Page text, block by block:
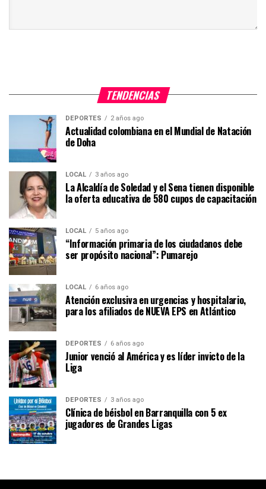
TENDENCIAS
DEPORTES 2 años ago
Actualidad colombiana en el Mundial de Natación
de Doha
LOCAL 3 años ago
La Alcaldía de Soledad y el Sena tienen disponible
la oferta educativa de 580 cupos de capacitación
LOCAL 5 años ago
“Información primaria de los ciudadanos debe
ser propósito nacional”: Pumarejo
LOCAL 6 años ago
Atención exclusiva en urgencias y hospitalario,
para los afiliados de NUEVA EPS en Atlántico
DEPORTES 6 años ago
Junior venció al América y es líder invicto de la
Liga
DEPORTES 3 años ago
Clínica de béisbol en Barranquilla con 5 ex
jugadores de Grandes Ligas